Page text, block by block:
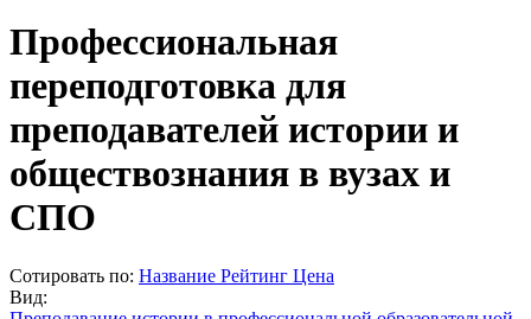
Профессиональная
переподготовка для
преподавателей истории и
обществознания в вузах и
СПО
Сотировать по: Название Рейтинг Цена
Вид: